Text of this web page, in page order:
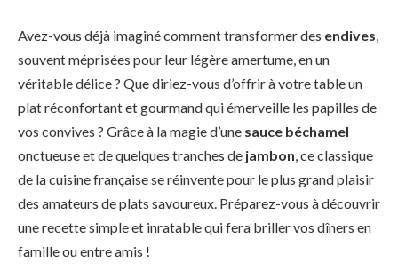
Avez-vous déjà imaginé comment transformer des endives
souvent méprisées pour leur légère amertume, en un
véritable délice ? Que diriez-vous d’offrir à votre table un
plat réconfortant et gourmand qui émerveille les papilles de
vos convives ? Grâce à la magie d’une sauce béchamel
onctueuse et de quelques tranches de jambon , ce classique
de la cuisine française se réinvente pour le plus grand plaisir
des amateurs de plats savoureux. Préparez-vous à découvrir
une recette simple et inratable qui fera briller vos dîners en
famille ou entre amis !